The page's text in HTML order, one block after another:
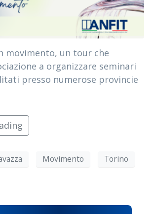
movimento, un tour che
a organizzare seminari
presso numerose provincie
Movimento Torino